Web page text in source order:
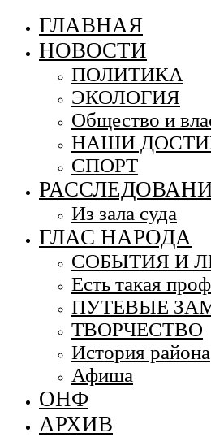
ГЛАВНАЯ
НОВОСТИ
ПОЛИТИКА
ЭКОЛОГИЯ
Общество и
НАШИ
СПОРТ
Из зала суда
ГЛАС НАРОДА
СОБЫТИЯ И
Есть такая
ПУТЕВЫЕ
ТВОРЧЕСТВО
История района
Афиша
ОНФ
АРХИВ